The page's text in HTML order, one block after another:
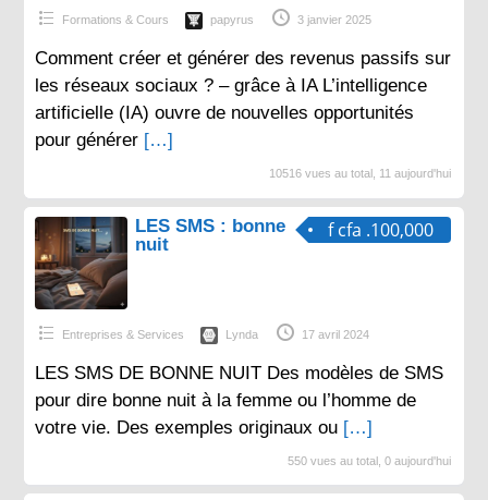
Formations & Cours papyrus 3 janvier 2025
Comment créer et générer des revenus passifs sur
les réseaux sociaux ? – grâce à IA L’intelligence
artificielle (IA) ouvre de nouvelles opportunités
pour générer […]
10516 vues au total, 11 aujourd'hui
f cfa .100,000
LES SMS : bonne
nuit
Entreprises & Services Lynda 17 avril 2024
LES SMS DE BONNE NUIT Des modèles de SMS
pour dire bonne nuit à la femme ou l’homme de
votre vie. Des exemples originaux ou […]
550 vues au total, 0 aujourd'hui